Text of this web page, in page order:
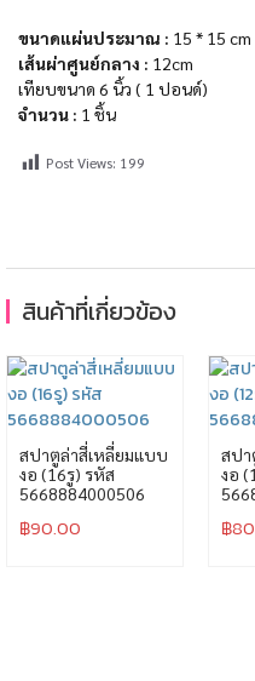
ขนาดแผ่นประมาณ : 15 * 15 cm
เส้นผ่าศูนย์กลาง : 12cm
เทียบขนาด 6 นิ้ว ( 1 ปอนด์)
จำนวน : 1 ชิ้น
Post Views: 199
สินค้าที่เกี่ยวข้อง
สปาตูล่าสี่เหลี่ยมแบบ
งอ (16รู) รหัส
5668884000506
฿90.00
สปา
งอ
฿